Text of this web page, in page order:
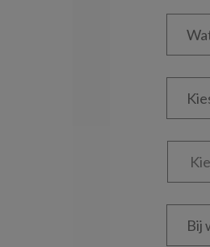
Wat
Kies
Kies
Bij
welke